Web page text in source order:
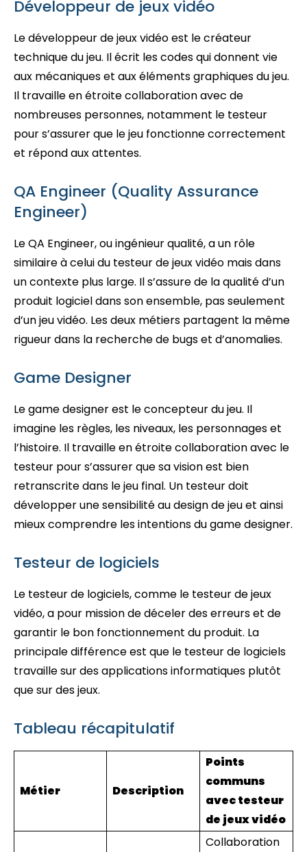
Développeur de jeux vidéo
Le développeur de jeux vidéo est le créateur
technique du jeu. Il écrit les codes qui donnent vie
aux mécaniques et aux éléments graphiques du jeu.
Il travaille en étroite collaboration avec de
nombreuses personnes, notamment le testeur
pour s’assurer que le jeu fonctionne correctement
et répond aux attentes.
QA Engineer (Quality Assurance
Engineer)
Le QA Engineer, ou ingénieur qualité, a un rôle
similaire à celui du testeur de jeux vidéo mais dans
un contexte plus large. Il s’assure de la qualité d’un
produit logiciel dans son ensemble, pas seulement
d’un jeu vidéo. Les deux métiers partagent la même
rigueur dans la recherche de bugs et d’anomalies.
Game Designer
Le game designer est le concepteur du jeu. Il
imagine les règles, les niveaux, les personnages et
l’histoire. Il travaille en étroite collaboration avec le
testeur pour s’assurer que sa vision est bien
retranscrite dans le jeu final. Un testeur doit
développer une sensibilité au design de jeu et ainsi
mieux comprendre les intentions du game designer.
Testeur de logiciels
Le testeur de logiciels, comme le testeur de jeux
vidéo, a pour mission de déceler des erreurs et de
garantir le bon fonctionnement du produit. La
principale différence est que le testeur de logiciels
travaille sur des applications informatiques plutôt
que sur des jeux.
Tableau récapitulatif
Métier Description
Points
communs
avec testeur
de jeux vidéo
Collaboration